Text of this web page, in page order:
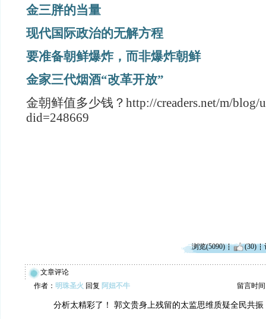
金三胖的当量
现代国际政治的无解方程
要准备朝鲜爆炸，而非爆炸朝鲜
金家三代烟酒“改革开放”
金朝鲜值多少钱？http://creaders.net/m/blog/
did=248669
浏览(5090) (30)
文章评论
作者： 明珠圣火 回复 阿妞不牛 留言时间
分析太精彩了！ 郭文贵身上残留的太监思维质疑全民共